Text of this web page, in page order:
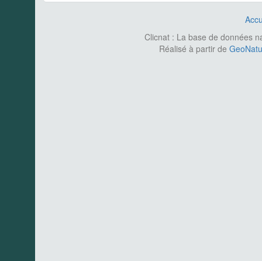
Clicnat : La base de données
Réalisé à partir de